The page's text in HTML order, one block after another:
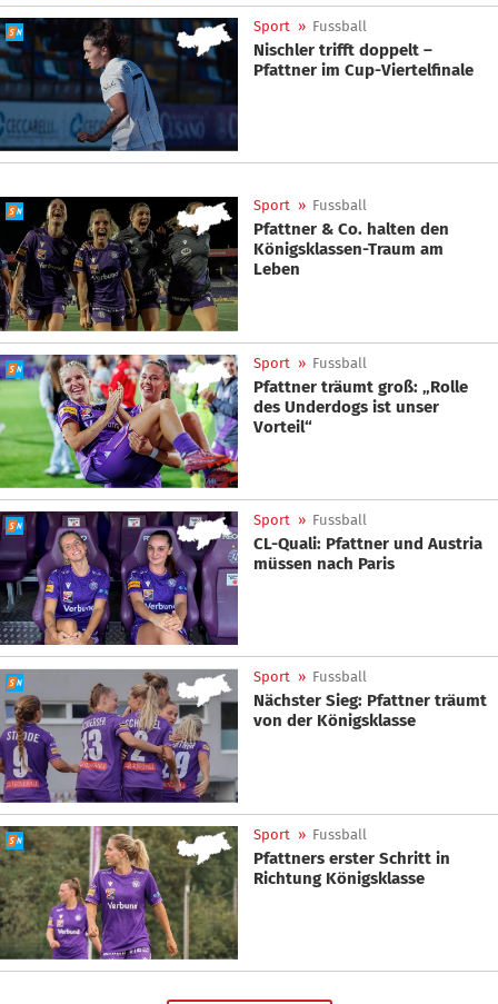
Sport » Fussball
Nischler trifft doppelt –
Pfattner im Cup-Viertelfinale
Sport » Fussball
Pfattner & Co. halten den
Königsklassen-Traum am
Leben
Sport » Fussball
Pfattner träumt groß: „Rolle
des Underdogs ist unser
Vorteil“
Sport » Fussball
CL-Quali: Pfattner und Austria
müssen nach Paris
Sport » Fussball
Nächster Sieg: Pfattner träumt
von der Königsklasse
Sport » Fussball
Pfattners erster Schritt in
Richtung Königsklasse